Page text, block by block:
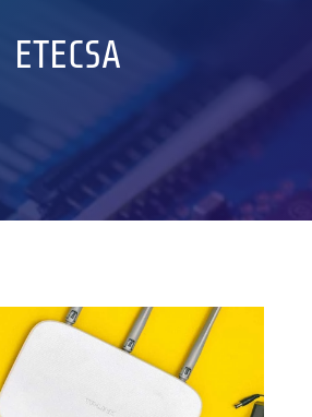
ETECSA